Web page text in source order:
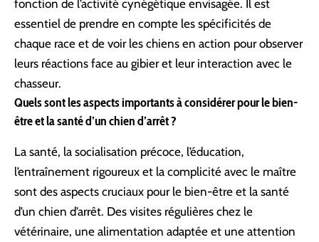
fonction de l’activité cynégétique envisagée. Il est
essentiel de prendre en compte les spécificités de
chaque race et de voir les chiens en action pour observer
leurs réactions face au gibier et leur interaction avec le
chasseur.
Quels sont les aspects importants à considérer pour le bien-
être et la santé d’un chien d’arrêt ?
La santé, la socialisation précoce, l’éducation,
l’entraînement rigoureux et la complicité avec le maître
sont des aspects cruciaux pour le bien-être et la santé
d’un chien d’arrêt. Des visites régulières chez le
vétérinaire, une alimentation adaptée et une attention